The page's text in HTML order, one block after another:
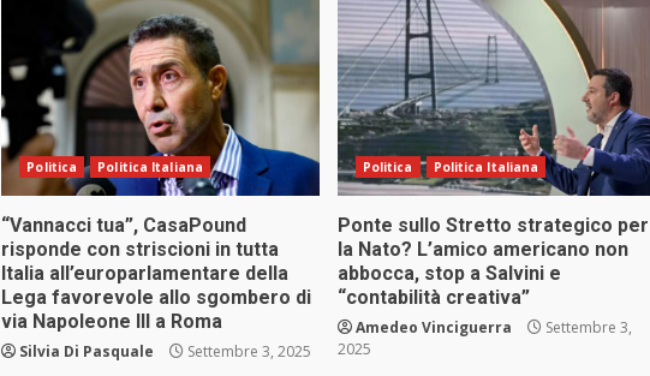
Politica Politica Italiana
“Vannacci tua”, CasaPound
risponde con striscioni in tutta
Italia all’europarlamentare della
Lega favorevole allo sgombero di
via Napoleone III a Roma
Silvia Di Pasquale Settembre 3, 2025
Politica Politica Italiana
Ponte sullo Stretto strategico per
la Nato? L’amico americano non
abbocca, stop a Salvini e
“contabilità creativa”
Amedeo Vinciguerra
Settembre 3,
2025